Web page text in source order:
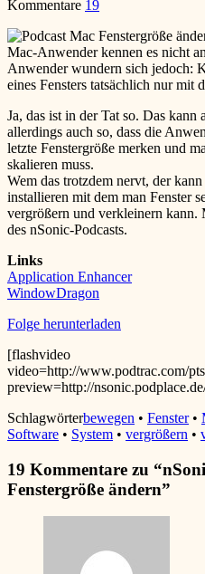
Kommentare 19
Mac-Anwender kennen es nicht
Anwender wundern sich jedoch:
eines Fensters tatsächlich nur mit
Ja, das ist in der Tat so. Das kann
allerdings auch so, dass die
letzte Fenstergröße merken und
skalieren muss.
Wem das trotzdem nervt, der
installieren mit dem man Fenster
vergrößern und verkleinern kann.
des nSonic-Podcasts.
Links
Application Enhancer
WindowDragon
Folge herunterladen
[flashvideo
video=http://www.podtrac.com/
preview=http://
Schlagwörterbewegen • Fenster•
Software • System • vergrößern •
19 Kommentare zu “
Fenstergröße ändern”